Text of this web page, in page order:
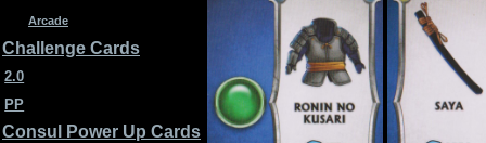
Arcade
Challenge Cards
2.0
PP
Consul Power Up Cards